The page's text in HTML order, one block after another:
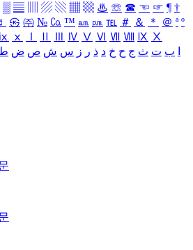
▒ ▤ ▨ ▧ ▦ ▩ ♨ ☏ ☎ ☜ ☞ ¶ †
㉿ ㈜ № ㏇ ™ ㏂ ㏘ ℡ ＃ ＆ ＊ ＠ ª º
ⅸ ⅹ Ⅳ Ⅴ Ⅵ Ⅶ Ⅷ Ⅸ Ⅹ
ب ت ث ج ح خ د ذ ر ز س ش ص ض